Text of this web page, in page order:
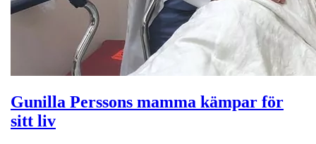
Gunilla Perssons mamma kämpar för
sitt liv